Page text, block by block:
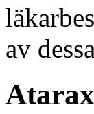
av